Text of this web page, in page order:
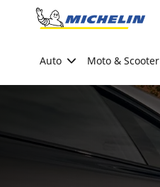
Go to page content
Auto Moto & Scooter